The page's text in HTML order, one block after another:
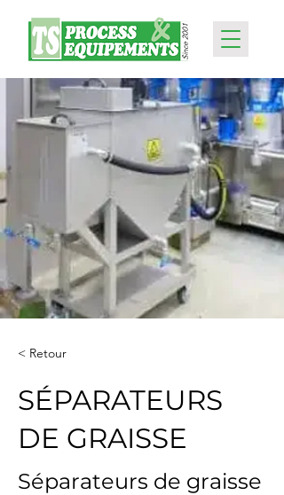
< Retour
SÉPARATEURS
DE GRAISSE
Séparateurs de graisse